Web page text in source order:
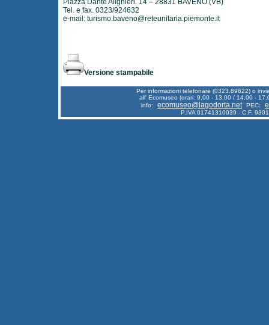
Piazza Dante Alighieri. 14 – 28831 BAVENO (VB)
Tel. e fax. 0323/924632
e-mail: turismo.baveno@reteunitaria.piemonte.it
Versione stampabile
Per informazioni telefonare (0323.89622) o
all' Ecomuseo (orari: 9,00 - 13.00 / 14,00 -
info:
ecomuseo@lagodorta.net PEC:
P.IVA 01741310039 - C.F.